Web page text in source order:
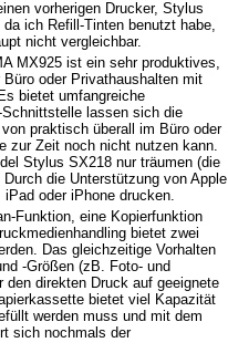
vorherigen Drucker, Stylus
ich Refill-Tinten benutzt habe,
nicht vergleichbar.
MX925 ist ein sehr produktives,
oder Privathaushalten mit
bietet umfangreiche
lassen sich die
praktisch überall im Büro oder
zur Zeit noch nicht nutzen kann.
Stylus SX218 nur träumen (die
die Unterstützung von Apple
oder iPhone drucken.
Funktion, eine Kopierfunktion
bietet zwei
Das gleichzeitige Vorhalten
-Größen (zB. Foto- und
den direkten Druck auf geeignete
bietet viel Kapazität
werden muss und mit dem
sich nochmals der